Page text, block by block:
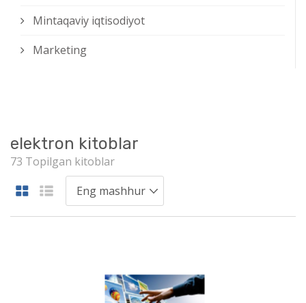
Mintaqaviy iqtisodiyot
Marketing
elektron kitoblar
73 Topilgan kitoblar